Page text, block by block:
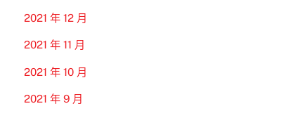
2021 年 12 月
2021 年 11 月
2021 年 10 月
2021 年 9 月